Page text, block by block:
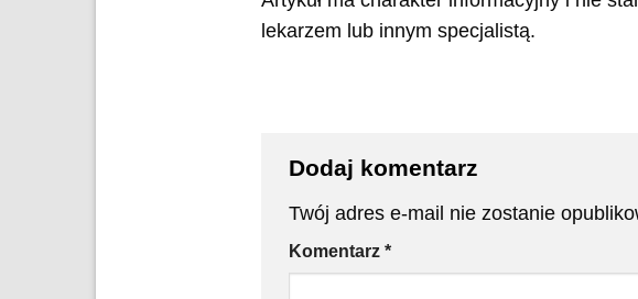
lekarzem lub innym specjalistą.
Dodaj komentarz
Twój adres e-mail nie zostanie
Komentarz *